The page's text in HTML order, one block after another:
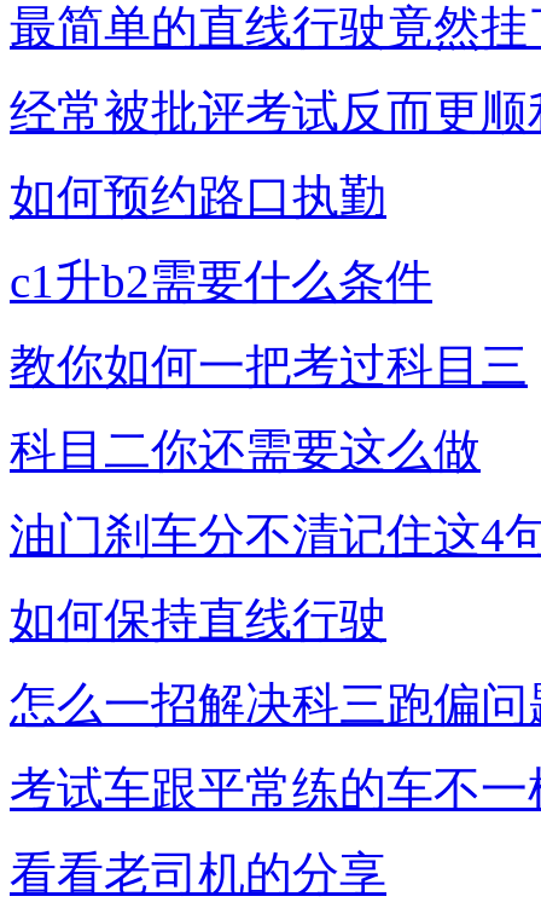
最简单的直线行驶竟然挂
经常被批评考试反而更顺
如何预约路口执勤
c1升b2需要什么条件
教你如何一把考过科目三
科目二你还需要这么做
油门刹车分不清记住这4
如何保持直线行驶
怎么一招解决科三跑偏问
考试车跟平常练的车不
看看老司机的分享